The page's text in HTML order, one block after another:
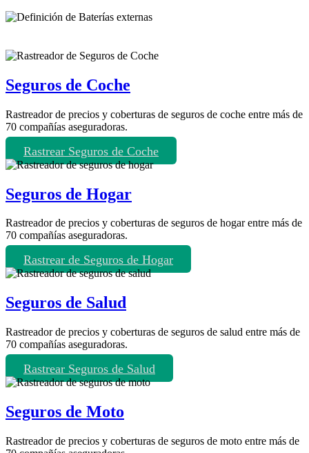
Seguros de Coche
Rastreador de precios y coberturas de seguros de coche entre más de
70 compañías aseguradoras.
Rastrear Seguros de Coche
Seguros de Hogar
Rastreador de precios y coberturas de seguros de hogar entre más de
70 compañías aseguradoras.
Rastrear de Seguros de Hogar
Seguros de Salud
Rastreador de precios y coberturas de seguros de salud entre más de
70 compañías aseguradoras.
Rastrear Seguros de Salud
Seguros de Moto
Rastreador de precios y coberturas de seguros de moto entre más de